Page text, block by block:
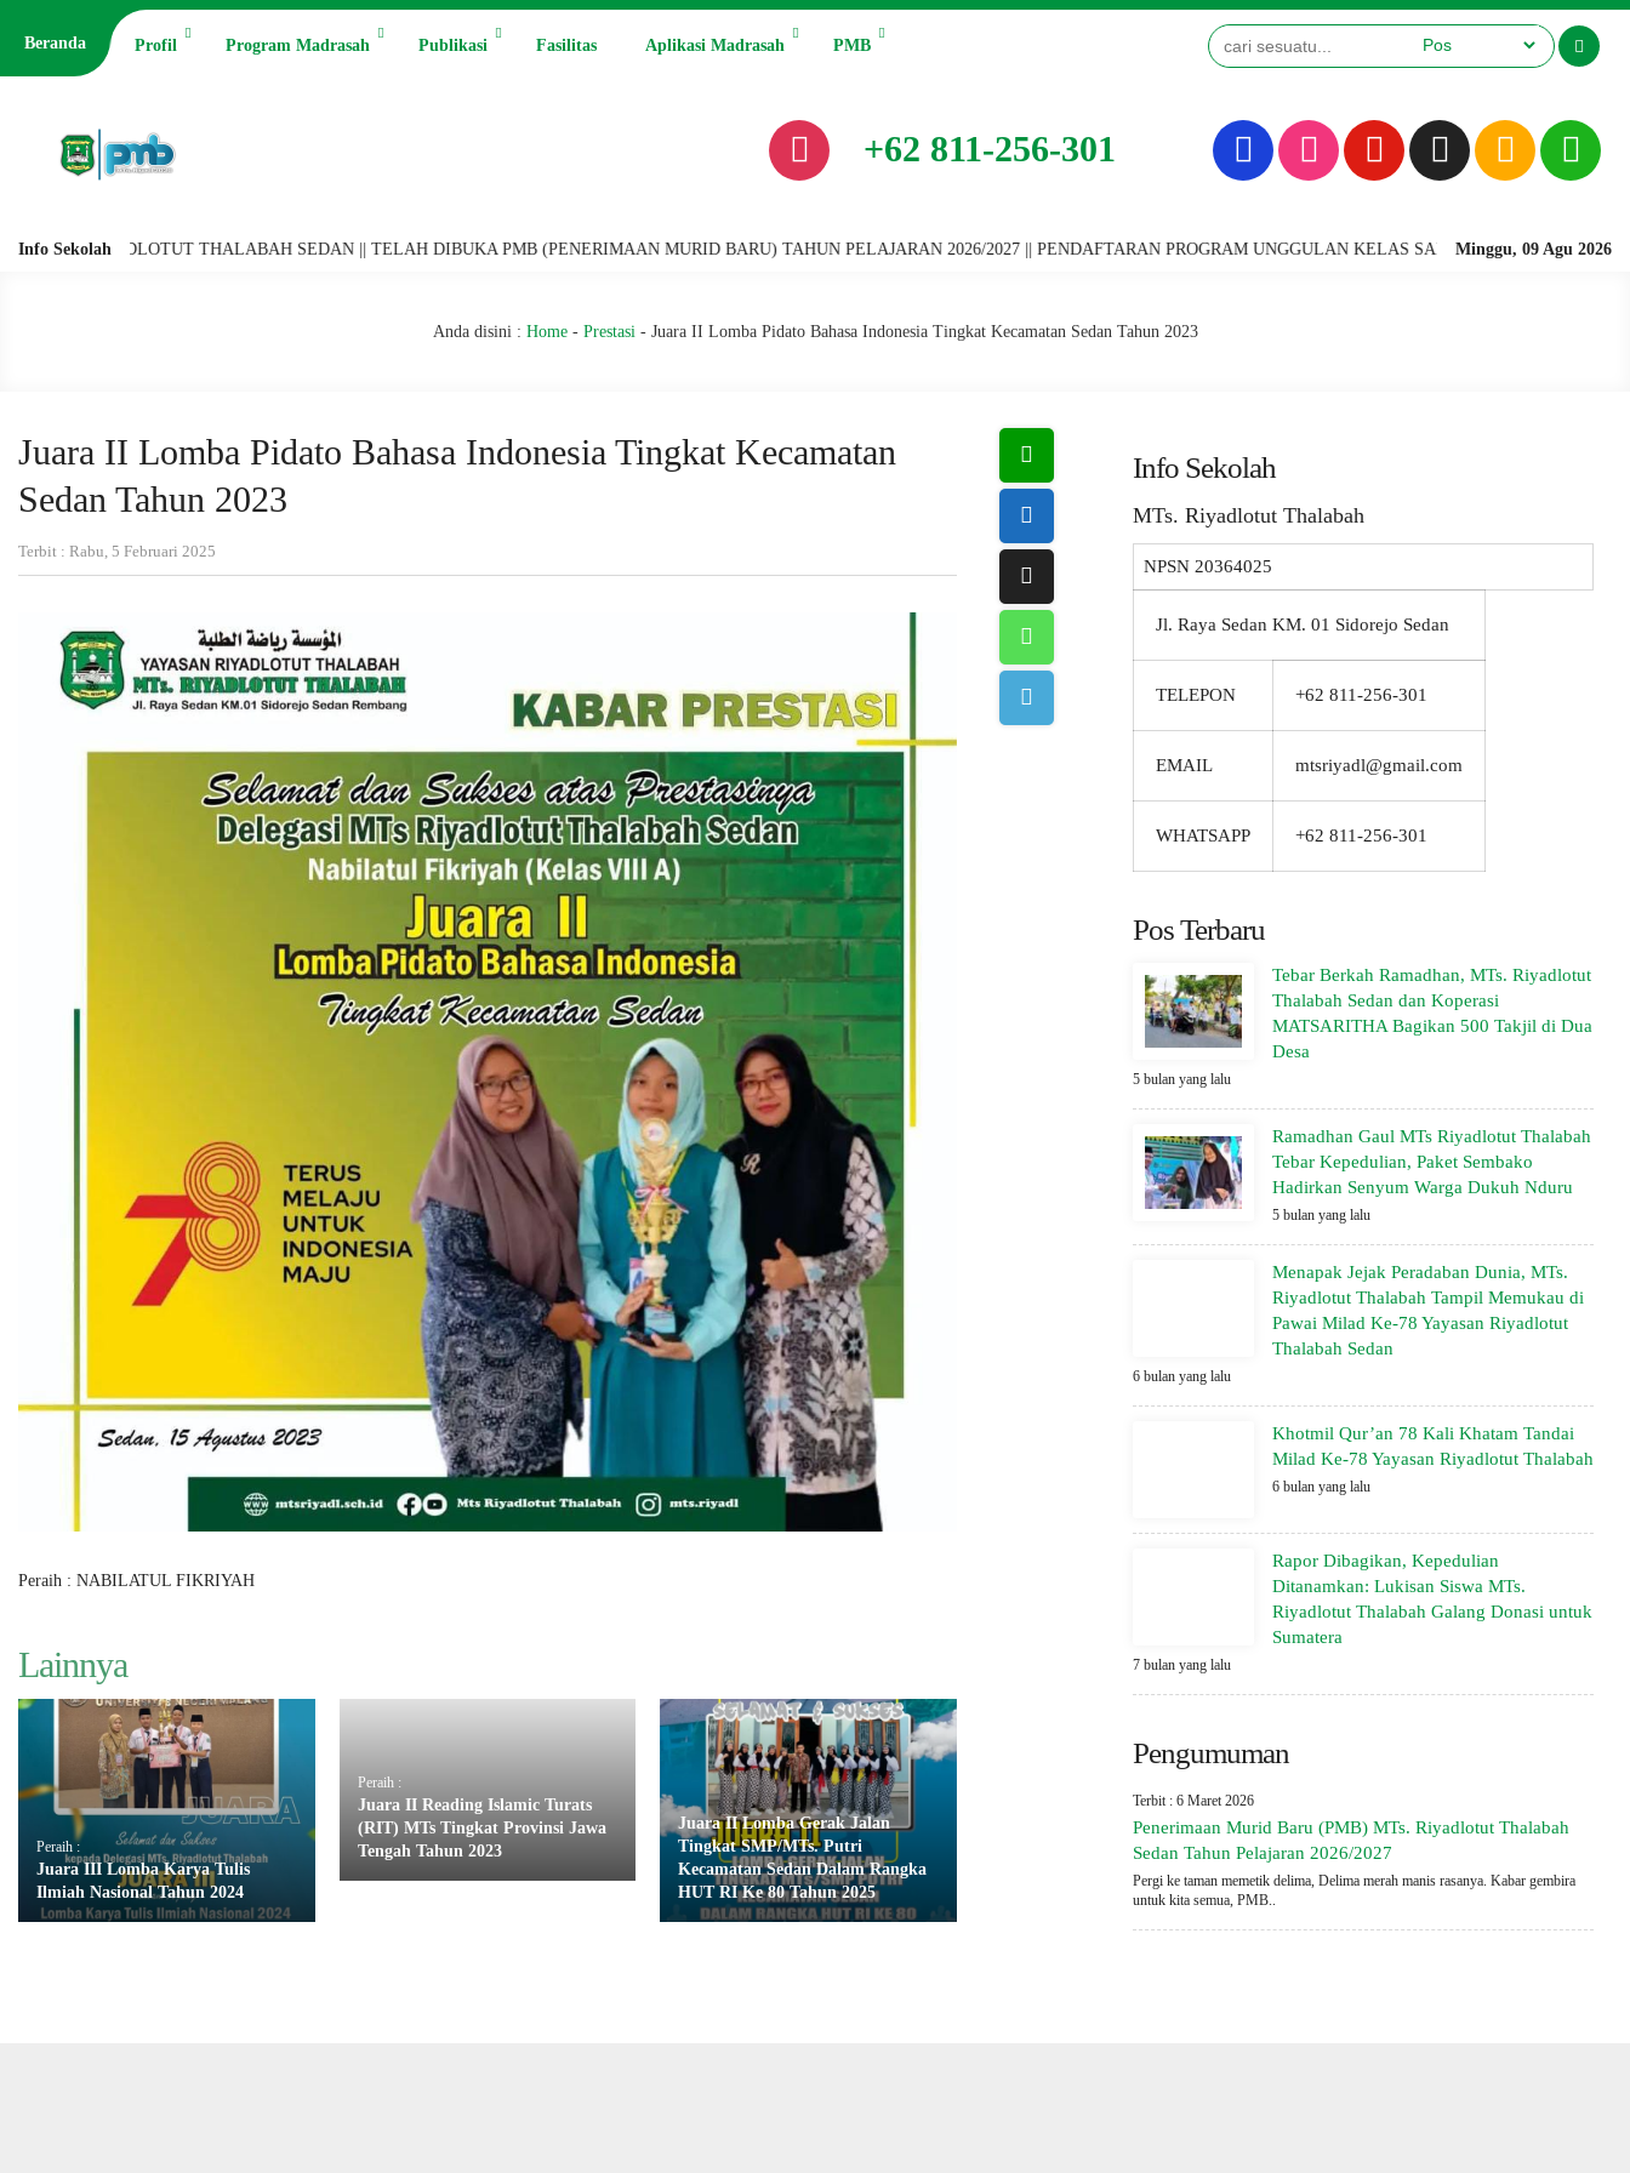
Beranda Profil Program Madrasah Publikasi Fasilitas Aplikasi Madrasah PMB
+62 811-256-301
Info Sekolah Minggu, 09 Agu 2026
RIYADLOTUT THALABAH SEDAN || TELAH DIBUKA PMB (PENERIMAAN MURID BARU) TAHUN PELAJARAN 2026/2027 || PENDAFTARAN PROGRAM UNGGULAN KELAS SAINS TERINTEGRASI & KELAS
Anda disini : Home- Prestasi- Juara II Lomba Pidato Bahasa Indonesia Tingkat Kecamatan Sedan Tahun 2023
Juara II Lomba Pidato Bahasa Indonesia Tingkat Kecamatan
Sedan Tahun 2023
Terbit : Rabu, 5 Februari 2025
Peraih : NABILATUL FIKRIYAH
Lainnya
Peraih :
Juara III Lomba Karya Tulis
Ilmiah Nasional Tahun 2024
Peraih :
Juara II Reading Islamic Turats
(RIT) MTs Tingkat Provinsi Jawa
Tengah Tahun 2023
Juara II Lomba Gerak Jalan
Tingkat SMP/MTs. Putri
Kecamatan Sedan Dalam Rangka
HUT RI Ke 80 Tahun 2025
Info Sekolah
MTs. Riyadlotut Thalabah
NPSN 20364025
Jl. Raya Sedan KM. 01 Sidorejo Sedan
TELEPON +62 811-256-301
EMAIL mtsriyadl@gmail.com
WHATSAPP +62 811-256-301
Pos Terbaru
Tebar Berkah Ramadhan, MTs. Riyadlotut
Thalabah Sedan dan Koperasi
MATSARITHA Bagikan 500 Takjil di Dua
Desa
5 bulan yang lalu
Ramadhan Gaul MTs Riyadlotut Thalabah
Tebar Kepedulian, Paket Sembako
Hadirkan Senyum Warga Dukuh Nduru
5 bulan yang lalu
Menapak Jejak Peradaban Dunia, MTs.
Riyadlotut Thalabah Tampil Memukau di
Pawai Milad Ke-78 Yayasan Riyadlotut
Thalabah Sedan
6 bulan yang lalu
Khotmil Qur’an 78 Kali Khatam Tandai
Milad Ke-78 Yayasan Riyadlotut Thalabah
6 bulan yang lalu
Rapor Dibagikan, Kepedulian
Ditanamkan: Lukisan Siswa MTs.
Riyadlotut Thalabah Galang Donasi untuk
Sumatera
7 bulan yang lalu
Pengumuman
Terbit : 6 Maret 2026
Penerimaan Murid Baru (PMB) MTs. Riyadlotut Thalabah
Sedan Tahun Pelajaran 2026/2027
Pergi ke taman memetik delima, Delima merah manis rasanya. Kabar gembira
untuk kita semua, PMB..